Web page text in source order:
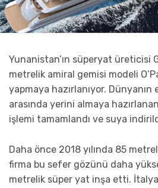
Yunanistan’ın süperyat üreticisi
metrelik amiral gemisi modeli
yapmaya hazırlanıyor. Dünyanın
arasında yerini almaya
işlemi tamamlandı ve suya
Daha önce 2018 yılında 85
firma bu sefer gözünü daha
metrelik süper yat inşa etti.